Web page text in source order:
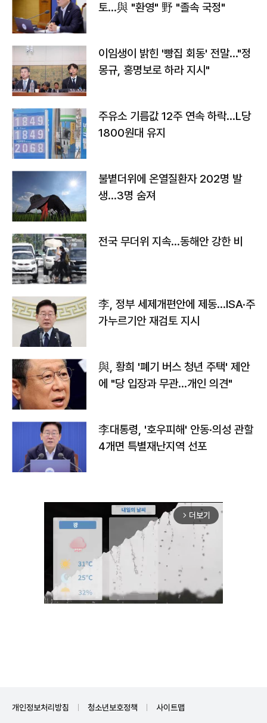
토…與 "환영" 野 "졸속 국정"
이임생이 밝힌 '빵집 회동' 전말…"정
몽규, 홍명보로 하라 지시"
주유소 기름값 12주 연속 하락…L당
1800원대 유지
불볕더위에 온열질환자 202명 발
생…3명 숨져
전국 무더위 지속…동해안 강한 비
李, 정부 세제개편안에 제동…ISA·주
가누르기안 재검토 지시
與, 황희 '폐기 버스 청년 주택' 제안
에 "당 입장과 무관…개인 의견"
李대통령, '호우피해' 안동·의성 관할
4개면 특별재난지역 선포
arrow_forward_ios 더보기
개인정보처리방침 청소년보호정책 사이트맵